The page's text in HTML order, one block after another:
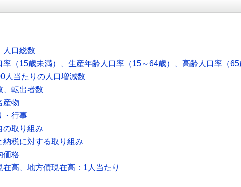
人口総数
率（15歳未満）、生産年齢人口率（15～64歳）、高齢人口率（
人当たりの人口増減数
、転出者数
産物
・行事
の取り組み
納税に対する取り組み
価格
在高、地方債現在高：1人当たり